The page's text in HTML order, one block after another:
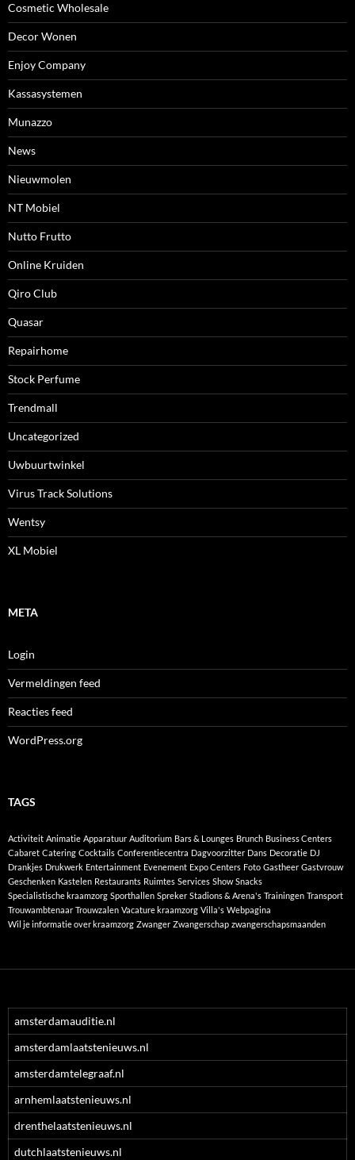
Cosmetic Wholesale
Decor Wonen
Enjoy Company
Kassasystemen
Munazzo
News
Nieuwmolen
NT Mobiel
Nutto Frutto
Online Kruiden
Qiro Club
Quasar
Repairhome
Stock Perfume
Trendmall
Uncategorized
Uwbuurtwinkel
Virus Track Solutions
Wentsy
XL Mobiel
META
Login
Vermeldingen feed
Reacties feed
WordPress.org
TAGS
Activiteit Animatie Apparatuur Auditorium Bars & Lounges Brunch Business Centers
Cabaret Catering Cocktails Conferentiecentra Dagvoorzitter Dans Decoratie DJ
Drankjes Drukwerk Entertainment Evenement Expo Centers Foto Gastheer Gastvrouw
Geschenken Kastelen Restaurants Ruimtes Services Show Snacks
Specialistische kraamzorg Sporthallen Spreker Stadions & Arena's Trainingen Transport
Trouwambtenaar Trouwzalen Vacature kraamzorg Villa's Webpagina
Wil je informatie over kraamzorg Zwanger Zwangerschap zwangerschapsmaanden
amsterdamauditie.nl
amsterdamlaatstenieuws.nl
amsterdamtelegraaf.nl
arnhemlaatstenieuws.nl
drenthelaatstenieuws.nl
dutchlaatstenieuws.nl